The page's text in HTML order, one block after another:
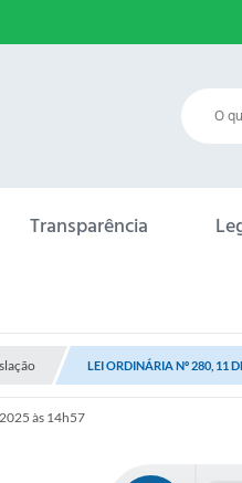
Transparência
LEI ORDINÁRIA Nº 280, 11
às 14h57